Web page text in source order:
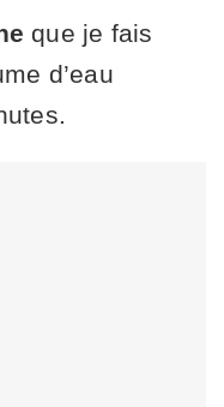
que je fais
d’eau